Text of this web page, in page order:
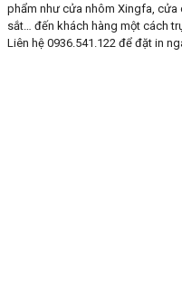
phẩm như cửa nhôm Xingfa, cửa
sắt… đến khách hàng một cách
Liên hệ 0936.541.122 để đặt in